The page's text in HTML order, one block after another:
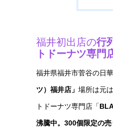
福井初出店の行
トドーナツ専門
福井県福井市菅谷の日
ツ）福井店」 場所は元
トドーナツ専門店「
沸騰中。300個限定の売